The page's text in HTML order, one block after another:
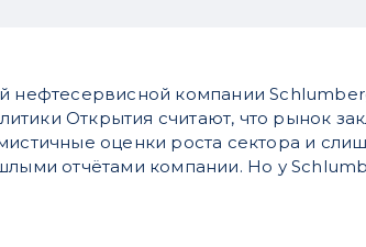
нефтесервисной компании
Открытия считают, что рынок
оценки роста сектора и
отчётами компании. Но у